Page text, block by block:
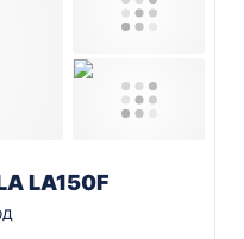
LA150F